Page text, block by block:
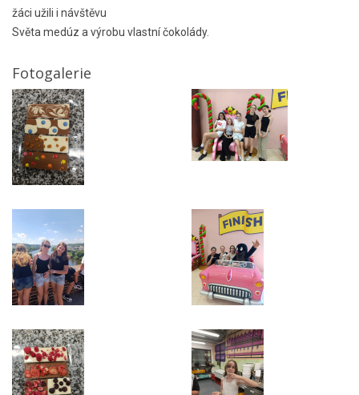
žáci užili i návštěvu
Světa medúz a výrobu vlastní čokolády.
Fotogalerie